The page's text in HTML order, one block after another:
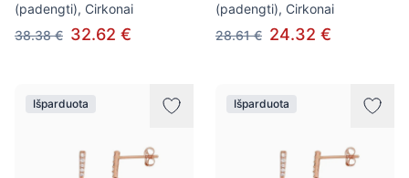
(padengti), Cirkonai
38.38 € 32.62 €
(padengti), Cirkonai
28.61 € 24.32 €
Išparduota Išparduota